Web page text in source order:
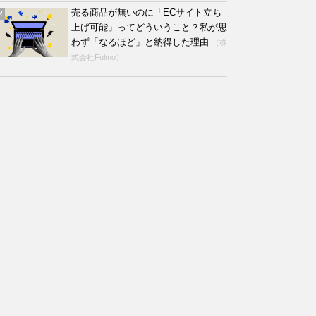
売る商品が無いのに「ECサイト立ち
上げ可能」ってどういうこと？私が思
わず「なるほど」と納得した理由
（株
式会社Fulmo）